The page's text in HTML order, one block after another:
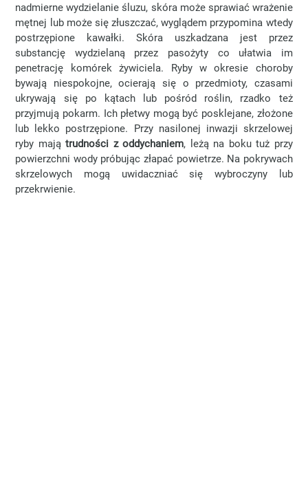
nadmierne wydzielanie śluzu, skóra może sprawiać wrażenie
mętnej lub może się złuszczać, wyglądem przypomina wtedy
postrzępione kawałki. Skóra uszkadzana jest przez
substancję wydzielaną przez pasożyty co ułatwia im
penetrację komórek żywiciela. Ryby w okresie choroby
bywają niespokojne, ocierają się o przedmioty, czasami
ukrywają się po kątach lub pośród roślin, rzadko też
przyjmują pokarm. Ich płetwy mogą być posklejane, złożone
lub lekko postrzępione. Przy nasilonej inwazji skrzelowej
ryby majątrudności z oddychaniem, leżą na boku tuż przy
powierzchni wody próbując złapać powietrze. Na pokrywach
skrzelowych mogą uwidaczniać się wybroczyny lub
przekrwienie.